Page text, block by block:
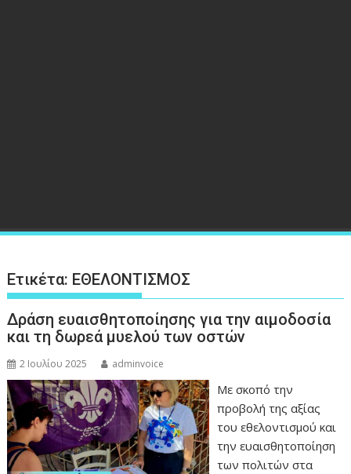
Ετικέτα: ΕΘΕΛΟΝΤΙΣΜΟΣ
Δράση ευαισθητοποίησης για την αιμοδοσία
και τη δωρεά μυελού των οστών
2 Ιουλίου 2025 adminvoice
Με σκοπό την
προβολή της αξίας
του εθελοντισμού και
την ευαισθητοποίηση
των πολιτών στα